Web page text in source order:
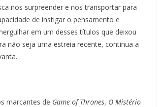
nos surpreender e nos transportar para
de instigar o pensamento e
em um desses títulos que deixou
não seja uma estreia recente, continua a
marcantes de Game of Thrones, O Mistério